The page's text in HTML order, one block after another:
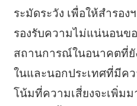
ระมัดระวัง เพื่อให้สำรอ
รองรับความไม่แน่นอนขอ
สถานการณ์ในอนาคตที่ยั
ในและนอกประเทศที่มีค
โน้มที่ความเสี่ยงจะเพิ่มม